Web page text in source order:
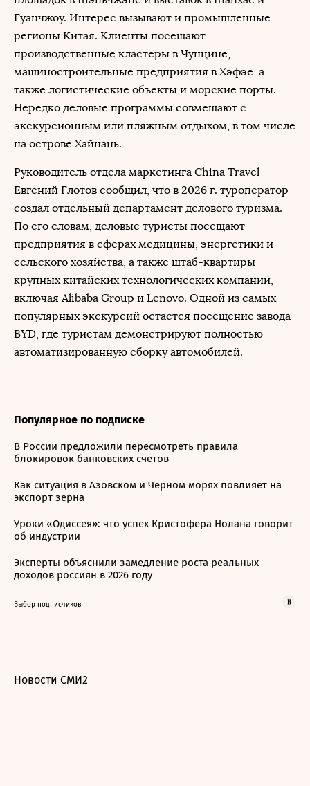
Гуанчжоу. Интерес вызывают и промышленные
регионы Китая. Клиенты посещают
производственные кластеры в Чунцине,
машиностроительные предприятия в Хэфэе, а
также логистические объекты и морские порты.
Нередко деловые программы совмещают с
экскурсионным или пляжным отдыхом, в том числе
на острове Хайнань.
Руководитель отдела маркетинга China Travel
Евгений Глотов сообщил, что в 2026 г. туроператор
создал отдельный департамент делового туризма.
По его словам, деловые туристы посещают
предприятия в сферах медицины, энергетики и
сельского хозяйства, а также штаб-квартиры
крупных китайских технологических компаний,
включая Alibaba Group и Lenovo. Одной из самых
популярных экскурсий остается посещение завода
BYD, где туристам демонстрируют полностью
автоматизированную сборку автомобилей.
Популярное по подписке
В России предложили пересмотреть правила
блокировок банковских счетов
Как ситуация в Азовском и Черном морях повлияет на
экспорт зерна
Уроки «Одиссея»: что успех Кристофера Нолана говорит
об индустрии
Эксперты объяснили замедление роста реальных
доходов россиян в 2026 году
Выбор подписчиков
Новости СМИ2